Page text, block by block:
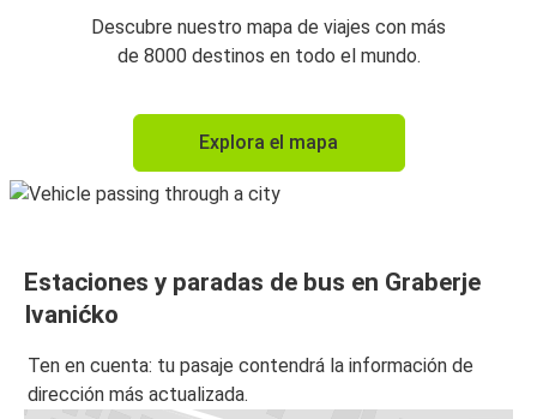
Descubre nuestro mapa de viajes con más
de 8000 destinos en todo el mundo.
Explora el mapa
Estaciones y paradas de bus en Graberje
Ivanićko
Ten en cuenta: tu pasaje contendrá la información de
dirección más actualizada.